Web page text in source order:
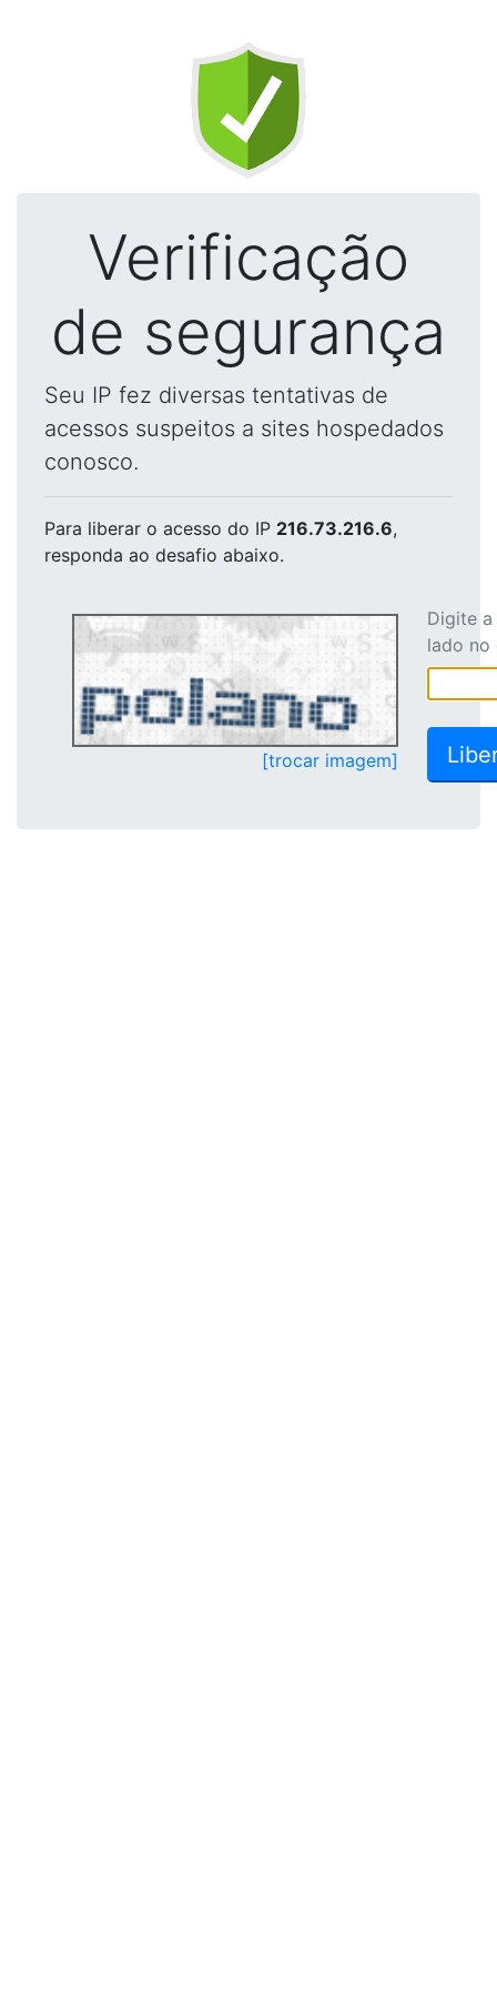
Verificação
de segurança
Seu IP fez diversas tentativas de
acessos suspeitos a sites hospedados
conosco.
Para liberar o acesso do IP 216.73.216.6,
responda ao desafio abaixo.
[trocar imagem]
Digite
lado no